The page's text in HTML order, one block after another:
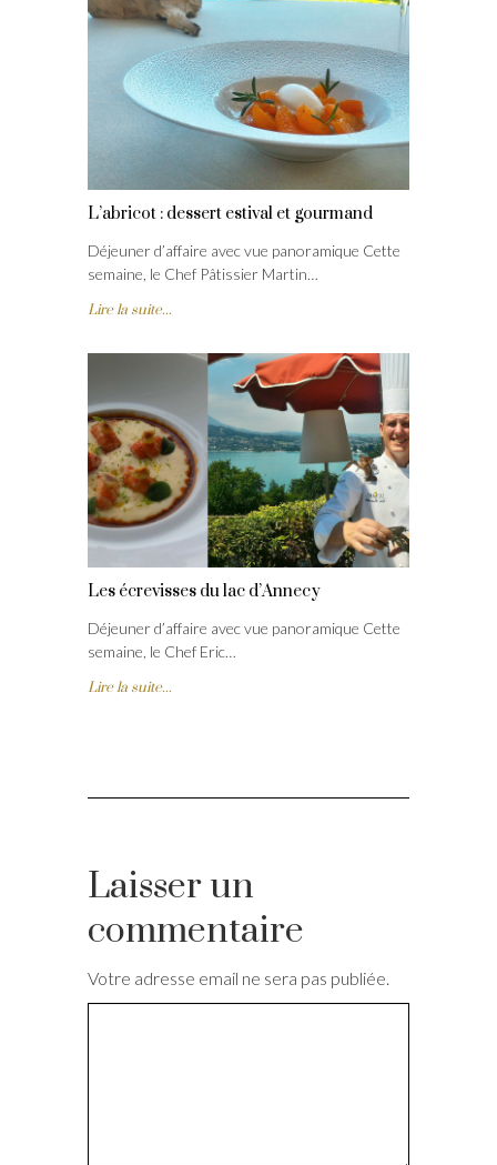
L’abricot : dessert estival et gourmand
Déjeuner d’affaire avec vue panoramique Cette
semaine, le Chef Pâtissier Martin…
Lire la suite...
Les écrevisses du lac d’Annecy
Déjeuner d’affaire avec vue panoramique Cette
semaine, le Chef Eric…
Lire la suite...
Laisser un
commentaire
Votre adresse email ne sera pas publiée.